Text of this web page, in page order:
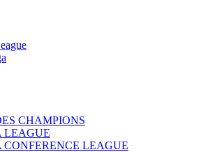
CHAMPIONS
LEAGUE
CONFERENCE LEAGUE